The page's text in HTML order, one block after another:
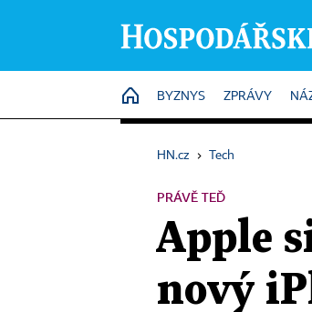
HOME
BYZNYS ZPRÁVY
HN.cz › Tech
PRÁVĚ TEĎ
Apple
nový